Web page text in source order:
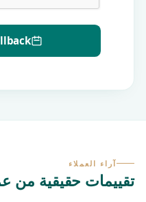
آراء العملاء
تقييمات حقيقية من